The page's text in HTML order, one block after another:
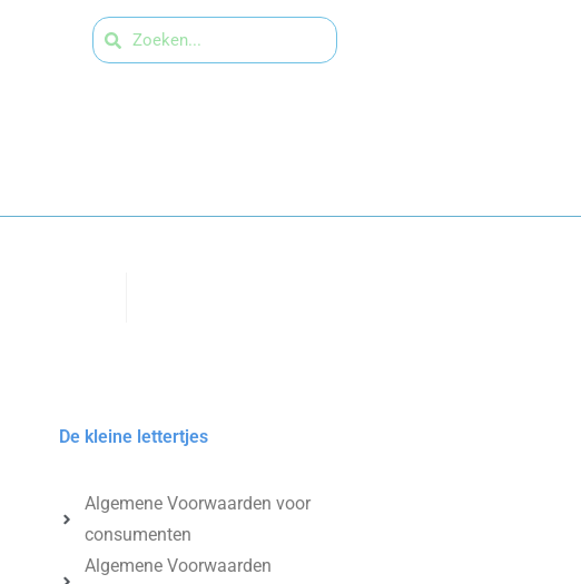
De kleine lettertjes
Algemene Voorwaarden voor
consumenten
Algemene Voorwaarden